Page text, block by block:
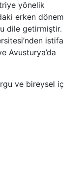
yönelik
erken dönem
dile getirmiştir.
istifa
Avusturya’da
ve bireysel iç